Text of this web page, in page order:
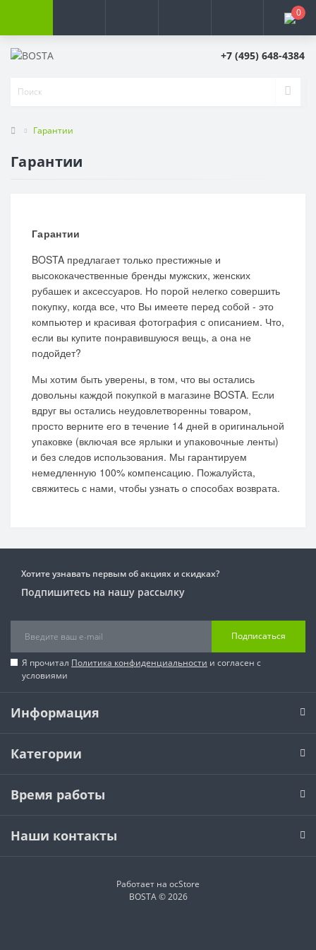
0
+7 (495) 648-4384
Гарантии
Гарантии
Гарантии
BOSTA предлагает только престижные и
высококачественные бренды мужских, женских
рубашек и аксессуаров. Но порой нелегко совершить
покупку, когда все, что Вы имеете перед собой - это
компьютер и красивая фотография с описанием. Что,
если вы купите понравившуюся вещь, а она не
подойдет?
Мы хотим быть уверены, в том, что вы остались
довольны каждой покупкой в магазине BOSTA. Если
вдруг вы остались неудовлетворенны товаром,
просто верните его в течение 14 дней в оригинальной
упаковке (включая все ярлыки и упаковочные ленты)
и без следов использования. Мы гарантируем
немедленную 100% компенсацию. Пожалуйста,
свяжитесь с нами, чтобы узнать о способах возврата.
Хотите узнавать первым об акциях и скидках?
Подпишитесь на нашу рассылку
Подписаться
Я прочитал Политика конфиденциальности и согласен с
условиями
Информация
Категории
Время работы
Наши контакты
Работает на ocStore
BOSTA © 2026